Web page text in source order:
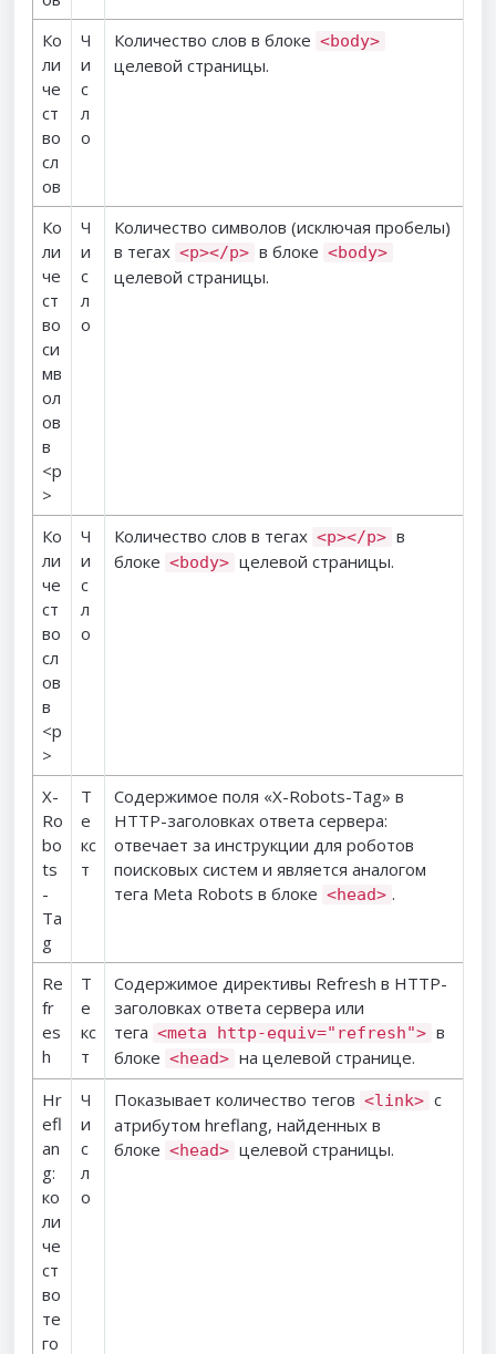
Ко
ли
че
ст
во
сл
ов
Ч
и
с
л
о
Количество слов в блоке <body>
целевой страницы.
Ко
ли
че
ст
во
си
мв
ол
ов
в
<p
>
Ч
и
с
л
о
Количество символов (исключая пробелы)
в тегах <p></p> в блоке <body>
целевой страницы.
Ко
ли
че
ст
во
сл
ов
в
<p
>
Ч
и
с
л
о
Количество слов в тегах <p></p> в
блоке <body> целевой страницы.
X-
Ro
bo
ts
-
Ta
g
Т
е
кс
т
Содержимое поля «X-Robots-Tag» в
HTTP-заголовках ответа сервера:
отвечает за инструкции для роботов
поисковых систем и является аналогом
тега Meta Robots в блоке <head> .
Re
fr
es
h
Т
е
кс
т
Содержимое директивы Refresh в HTTP-
заголовках ответа сервера или
тега <meta http-equiv="refresh"> в
блоке <head> на целевой странице.
Hr
efl
an
g:
ко
ли
че
ст
во
те
го
Ч
и
с
л
о
Показывает количество тегов <link> с
атрибутом hreflang, найденных в
блоке <head> целевой страницы.